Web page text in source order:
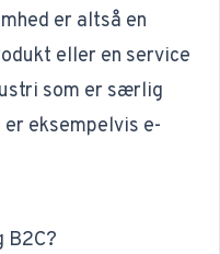
er altså en
eller en service
som er særlig
eksempelvis e-
B2C?